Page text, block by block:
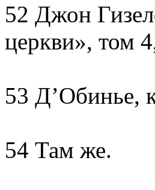
52 Джон
церкви», том
53 Д’Обинье,
54 Там же.